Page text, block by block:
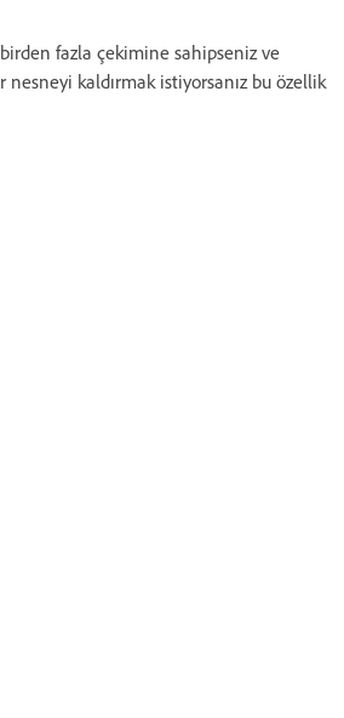
fazla çekimine sahipseniz ve
kaldırmak istiyorsanız bu özellik